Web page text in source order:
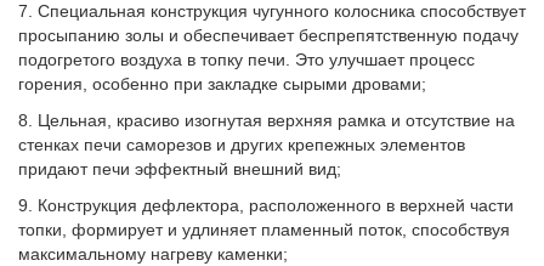
7. Специальная конструкция чугунного колосника способствует
просыпанию золы и обеспечивает беспрепятственную подачу
подогретого воздуха в топку печи. Это улучшает процесс
горения, особенно при закладке сырыми дровами;
8. Цельная, красиво изогнутая верхняя рамка и отсутствие на
стенках печи саморезов и других крепежных элементов
придают печи эффектный внешний вид;
9. Конструкция дефлектора, расположенного в верхней части
топки, формирует и удлиняет пламенный поток, способствуя
максимальному нагреву каменки;